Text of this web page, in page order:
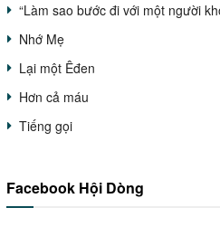
“Làm sao bước đi với một người
Nhớ Mẹ
Lại một Êđen
Hơn cả máu
Tiếng gọi
Facebook Hội Dòng